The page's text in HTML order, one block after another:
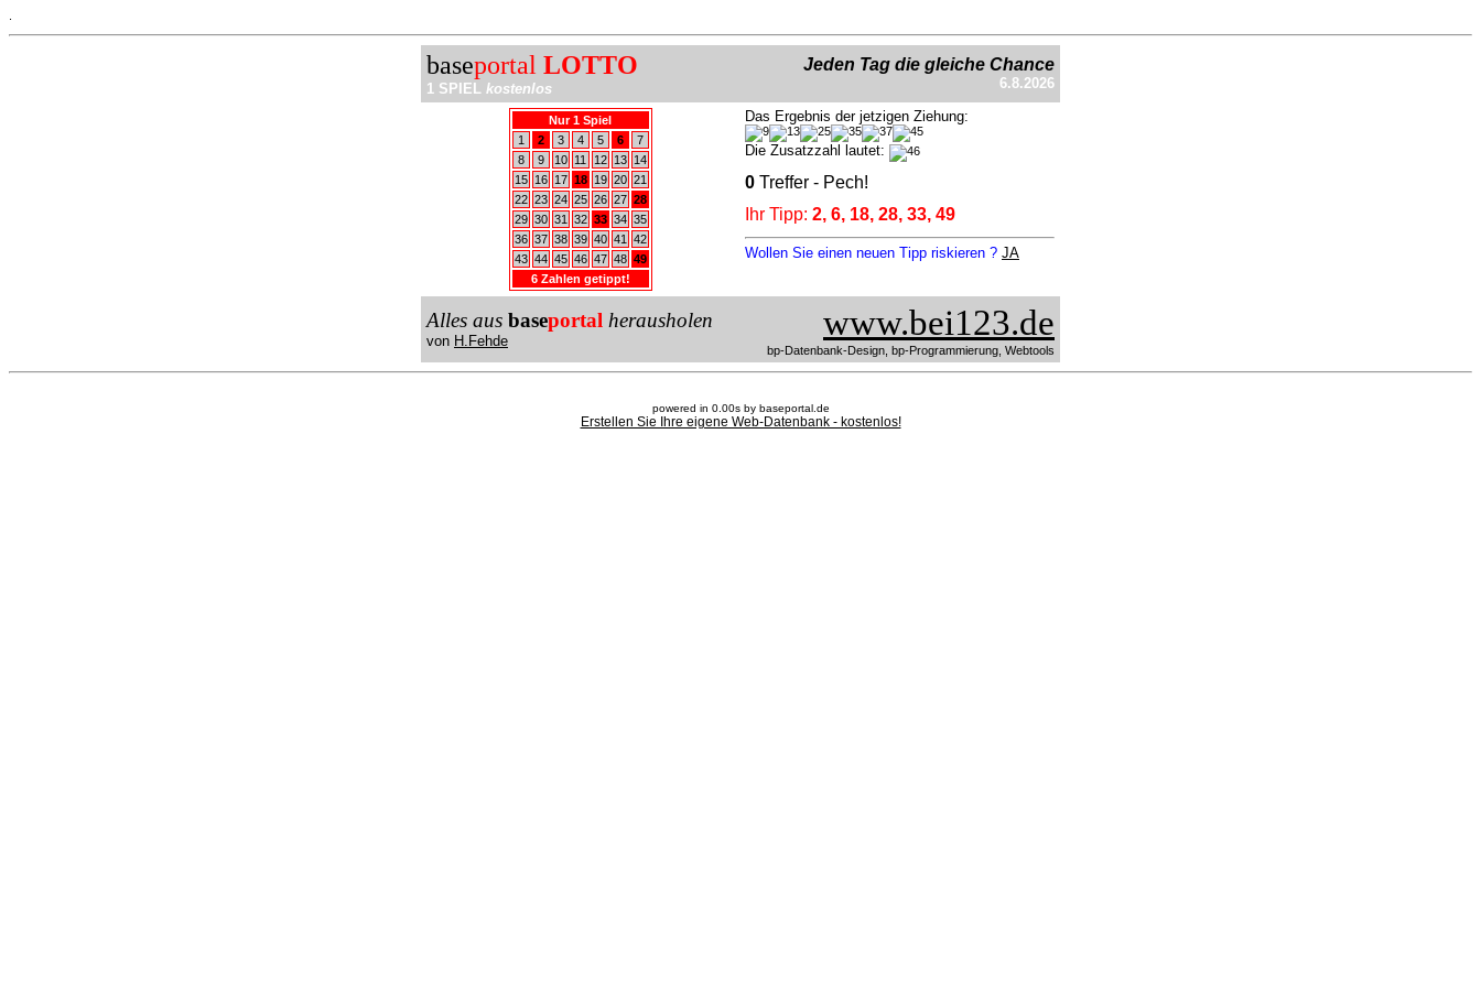
baseportal LOTTO
1 SPIEL kostenlos
Jeden Tag die gleiche Chance
6.8.2026
Nur 1 Spiel
1
2 3 4 5 6
7
8
9 10 11 12 13
14
15
16 17 18 19 20 21
22 23 24 25 26 27 28
29 30 31 32 33 34 35
36 37 38 39 40 41
42
43 44 45 46 47 48 49
6 Zahlen getippt!
Das Ergebnis der jetzigen Ziehung:
Die Zusatzzahl lautet:
0 Treffer - Pech!
Ihr Tipp: 2, 6, 18, 28, 33, 49
Wollen Sie einen neuen Tipp riskieren ? JA
Alles aus baseportal herausholen
von H.Fehde www.bei123.de
bp-Datenbank-Design, bp-Programmierung, Webtools
powered in 0.00s by baseportal.de
Erstellen Sie Ihre eigene Web-Datenbank - kostenlos!